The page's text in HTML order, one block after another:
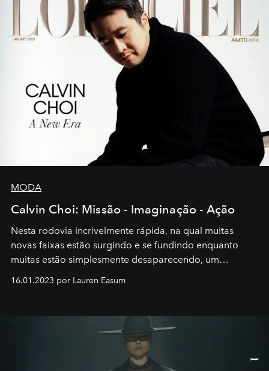
MODA
Calvin Choi: Missão - Imaginação - Ação
Nesta rodovia incrivelmente rápida, na qual muitas
novas faixas estão surgindo e se fundindo enquanto
muitas estão simplesmente desaparecendo, um
transportador AMTD abrindo caminho para muitos
por propósitos, com um claro senso de missão na vida e
16.01.2023 por Lauren Easum